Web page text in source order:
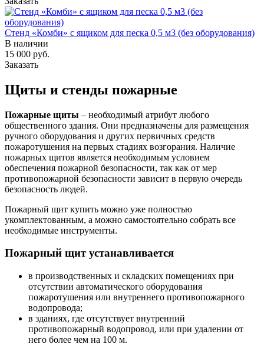
Стенд «Комби» с ящиком для песка 0,5 м3 (без оборудования)
В наличии
15 000 руб.
Заказать
Щиты и стенды пожарные
Пожарные щиты – необходимый атрибут любого
общественного здания. Они предназначены для размещения
ручного оборудования и других первичных средств
пожаротушения на первых стадиях возгорания. Наличие
пожарных щитов является необходимым условием
обеспечения пожарной безопасности, так как от мер
противопожарной безопасности зависит в первую очередь
безопасность людей.
Пожарный щит купить можно уже полностью
укомплектованным, а можно самостоятельно собрать все
необходимые инструменты.
Пожарный щит устанавливается
в производственных и складских помещениях при
отсутствии автоматического оборудования
пожаротушения или внутреннего противопожарного
водопровода;
в зданиях, где отсутствует внутренний
противопожарный водопровод, или при удалении от
него более чем на 100 м.